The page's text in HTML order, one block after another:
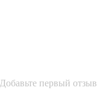
Добавьте первый отзыв